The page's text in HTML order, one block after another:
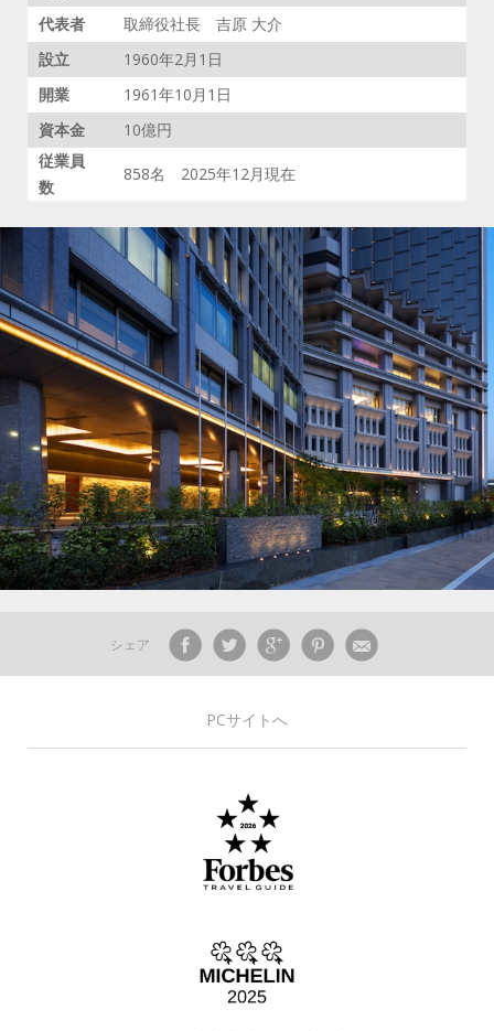
代表者
取締役社長 吉原 大介
設立
1960年2月1日
開業
1961年10月1日
資本金
10億円
従業員
数
858名 2025年12月現在
シェア
PCサイトへ